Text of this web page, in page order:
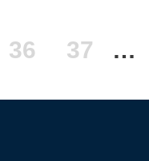
Page
36 Page
37 …